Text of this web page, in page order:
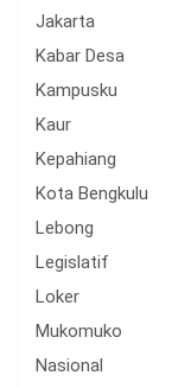
Jakarta
Kabar Desa
Kampusku
Kaur
Kepahiang
Kota Bengkulu
Lebong
Legislatif
Loker
Mukomuko
Nasional